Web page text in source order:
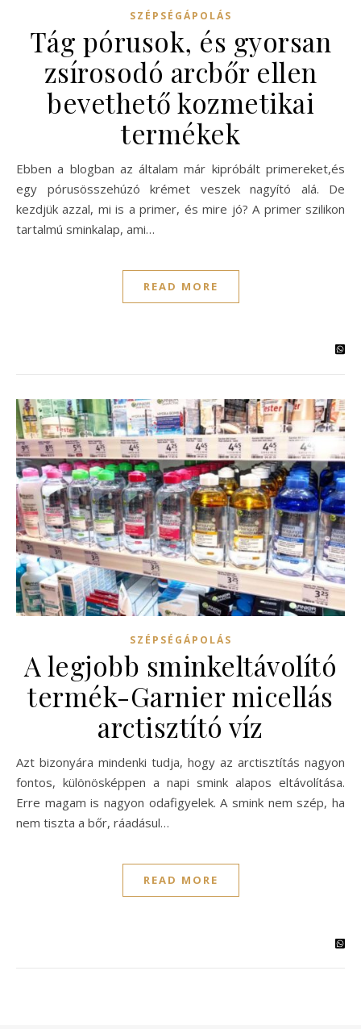
SZÉPSÉGÁPOLÁS
Tág pórusok, és gyorsan
zsírosodó arcbőr ellen
bevethető kozmetikai
termékek
Ebben a blogban az általam már kipróbált primereket,és
egy pórusösszehúzó krémet veszek nagyító alá. De
kezdjük azzal, mi is a primer, és mire jó? A primer szilikon
tartalmú sminkalap, ami…
READ MORE
SZÉPSÉGÁPOLÁS
A legjobb sminkeltávolító
termék-Garnier micellás
arctisztító víz
Azt bizonyára mindenki tudja, hogy az arctisztítás nagyon
fontos, különösképpen a napi smink alapos eltávolítása.
Erre magam is nagyon odafigyelek. A smink nem szép, ha
nem tiszta a bőr, ráadásul…
READ MORE